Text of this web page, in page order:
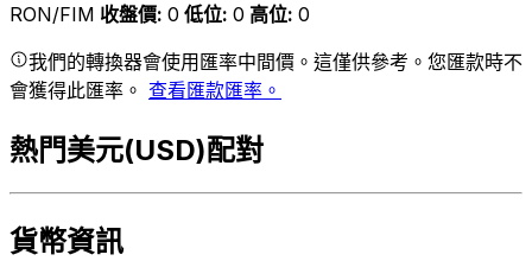
RON/FIM 收盤價: 0 低位: 0 高位: 0
我們的轉換器會使用匯率中間價。這僅供參考。您匯款時不
會獲得此匯率。 查看匯款匯率。
熱門美元(USD)配對
貨幣資訊